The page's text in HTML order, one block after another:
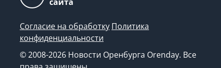
Согласие на обработку
конфиденциальности